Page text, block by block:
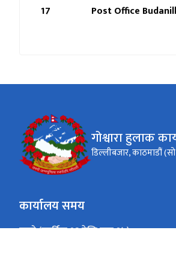
17 Post Office
गोश्वारा हुलाक
डिल्लीबजार, काठमाडौं
कार्यालय समय
जाडो (कार्तिक १६ देखि माघ १५)